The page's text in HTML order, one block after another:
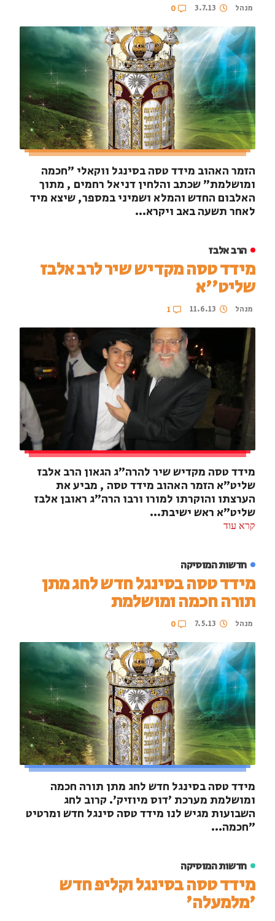
מנהל 3.7.13
0
הזמר האהוב מידד טסה בסינגל ווקאלי "חכמה
ומושלמת" שכתב והלחין דניאל רחמים , מתוך
האלבום החדש והמלא ושמיני במספר, שיצא מיד
לאחר תשעה באב ויקרא...
הרב אלבז
מידד טסה מקדיש שיר לרב אלבז
שליט''א
מנהל 11.6.13
1
מידד טסה מקדיש שיר להרה"ג הגאון הרב אלבז
שליט"א הזמר האהוב מידד טסה , מביע את
הערצתו והוקרתו למורו ורבו הרה״ג ראובן אלבז
שליט״א ראש ישיבת...
קרא עוד
חדשות המוסיקה
מידד טסה בסינגל חדש לחג מתן
תורה חכמה ומושלמת
מנהל 7.5.13
0
מידד טסה בסינגל חדש לחג מתן תורה חכמה
ומושלמת מערכת 'דוס מיוזיק'. קרוב לחג
השבועות מגיש לנו מידד טסה סינגל חדש ומרטיט
"חכמה...
חדשות המוסיקה
מידד טסה בסינגל וקליפ חדש
'מלמעלה'